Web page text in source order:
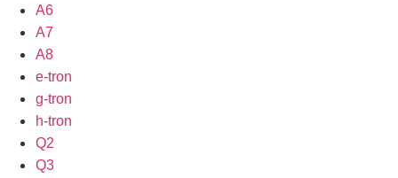
A6
A7
A8
e-tron
g-tron
h-tron
Q2
Q3